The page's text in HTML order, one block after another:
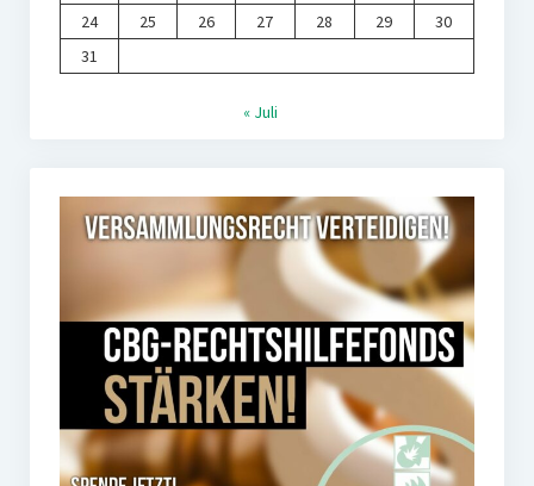
24
25 26 27 28 29
30
31
« Juli